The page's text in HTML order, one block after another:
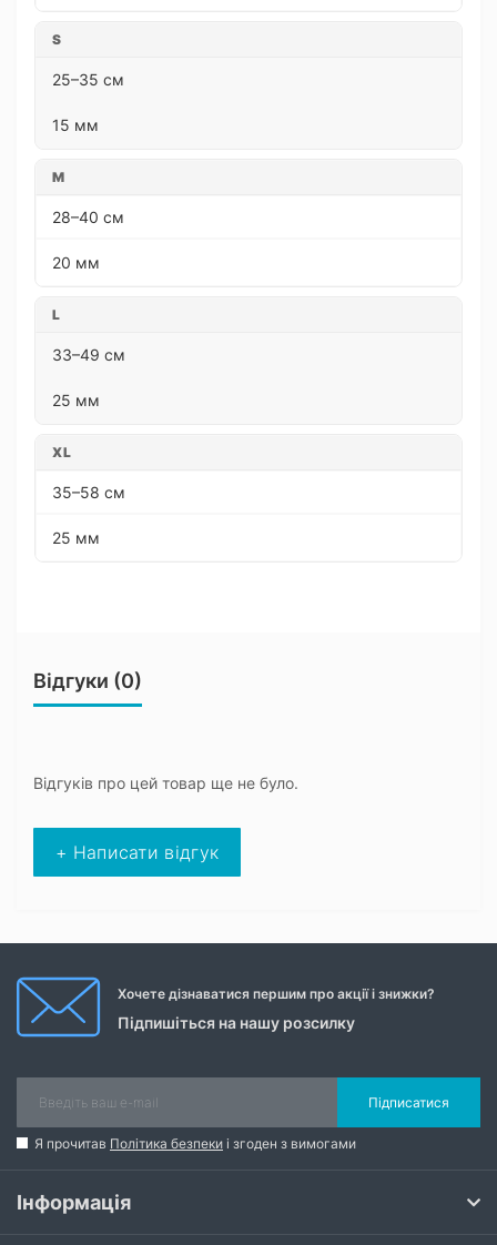
S
25–35 см
15 мм
M
28–40 см
20 мм
L
33–49 см
25 мм
XL
35–58 см
25 мм
Відгуки (0)
Відгуків про цей товар ще не було.
+ Написати відгук
Хочете дізнаватися першим про акції і знижки?
Підпишіться на нашу розсилку
Підписатися
Я прочитав Політика безпеки і згоден з вимогами
Інформація